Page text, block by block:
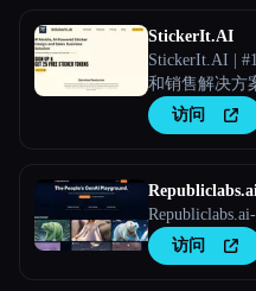
StickerIt.AI
StickerIt.AI |
和销售解决方
访问
访问